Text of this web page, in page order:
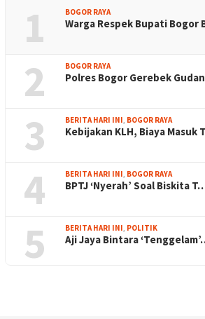
1 BOGOR RAYA
Warga Respek Bupati
2 BOGOR RAYA
Polres Bogor Gerebek
3 BERITA HARI INI, BOGOR RAYA
Kebijakan KLH, Biaya Masuk
4 BERITA HARI INI, BOGOR RAYA
BPTJ ‘Nyerah’ Soal Biskita
5 BERITA HARI INI, POLITIK
Aji Jaya Bintara